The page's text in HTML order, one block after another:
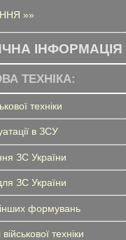
»»
ІНФОРМАЦІЯ
ТЕХНІКА:
техніки
в ЗСУ
ЗС України
ЗС України
формувань
техніки